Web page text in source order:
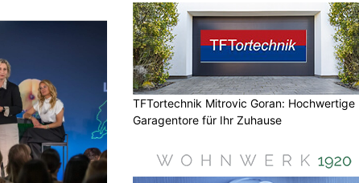
TFTortechnik Mitrovic Goran: Hochwertige
Garagentore für Ihr Zuhause